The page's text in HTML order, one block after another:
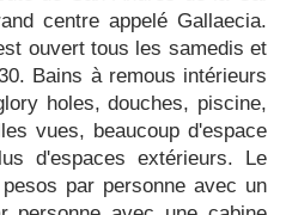
centre appelé Gallaecia.
ouvert tous les samedis et
Bains à remous intérieurs
holes, douches, piscine,
vues, beaucoup d'espace
d'espaces extérieurs. Le
par personne avec un